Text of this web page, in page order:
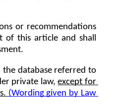
or recommendations
of this article and shall
the database referred to
private law, except for
(Wording given by Law